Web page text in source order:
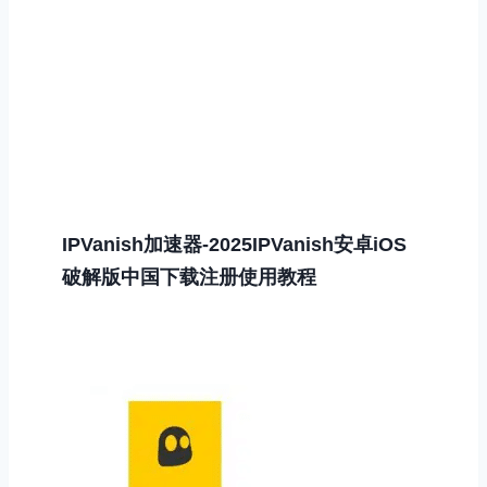
IPVanish加速器-2025IPVanish安卓iOS
破解版中国下载注册使用教程